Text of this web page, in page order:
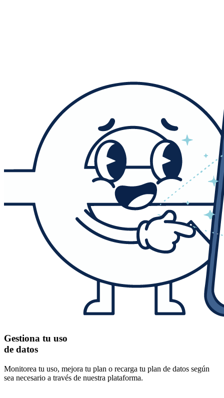
Gestiona tu uso
de datos
Monitorea tu uso, mejora tu plan o recarga tu plan de datos según
sea necesario a través de nuestra plataforma.